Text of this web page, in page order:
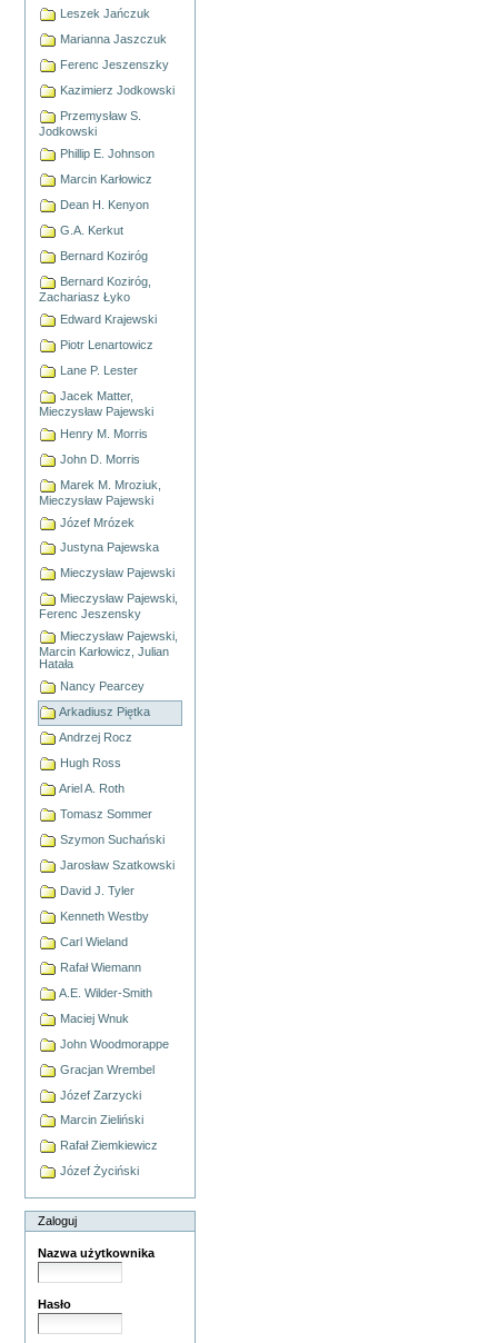
Leszek Jańczuk
Marianna Jaszczuk
Ferenc Jeszenszky
Kazimierz Jodkowski
Przemysław S.
Jodkowski
Phillip E. Johnson
Marcin Karłowicz
Dean H. Kenyon
G.A. Kerkut
Bernard Koziróg
Bernard Koziróg,
Zachariasz Łyko
Edward Krajewski
Piotr Lenartowicz
Lane P. Lester
Jacek Matter,
Mieczysław Pajewski
Henry M. Morris
John D. Morris
Marek M. Mroziuk,
Mieczysław Pajewski
Józef Mrózek
Justyna Pajewska
Mieczysław Pajewski
Mieczysław Pajewski,
Ferenc Jeszensky
Mieczysław Pajewski,
Marcin Karłowicz, Julian
Hatała
Nancy Pearcey
Arkadiusz Piętka
Andrzej Rocz
Hugh Ross
Ariel A. Roth
Tomasz Sommer
Szymon Suchański
Jarosław Szatkowski
David J. Tyler
Kenneth Westby
Carl Wieland
Rafał Wiemann
A.E. Wilder-Smith
Maciej Wnuk
John Woodmorappe
Gracjan Wrembel
Józef Zarzycki
Marcin Zieliński
Rafał Ziemkiewicz
Józef Życiński
Zaloguj
Nazwa użytkownika
Hasło